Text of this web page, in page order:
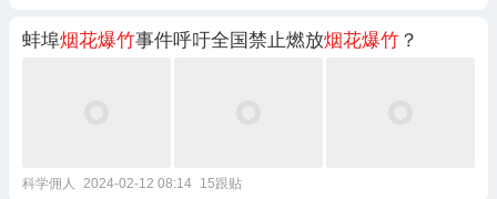
蚌埠烟花爆竹事件呼吁全国禁止燃放烟花爆竹 ？
科学佣人 2024-02-12 08:14 15跟贴